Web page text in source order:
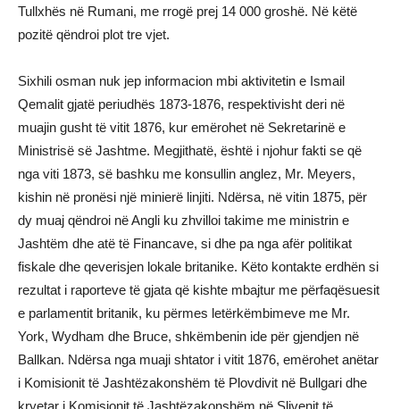
Tullxhës në Rumani, me rrogë prej 14 000 groshë. Në këtë
pozitë qëndroi plot tre vjet.
Sixhili osman nuk jep informacion mbi aktivitetin e Ismail
Qemalit gjatë periudhës 1873-1876, respektivisht deri në
muajin gusht të vitit 1876, kur emërohet në Sekretarinë e
Ministrisë së Jashtme. Megjithatë, është i njohur fakti se që
nga viti 1873, së bashku me konsullin anglez, Mr. Meyers,
kishin në pronësi një minierë linjiti. Ndërsa, në vitin 1875, për
dy muaj qëndroi në Angli ku zhvilloi takime me ministrin e
Jashtëm dhe atë të Financave, si dhe pa nga afër politikat
fiskale dhe qeverisjen lokale britanike. Këto kontakte erdhën si
rezultat i raporteve të gjata që kishte mbajtur me përfaqësuesit
e parlamentit britanik, ku përmes letërkëmbimeve me Mr.
York, Wydham dhe Bruce, shkëmbenin ide për gjendjen në
Ballkan. Ndërsa nga muaji shtator i vitit 1876, emërohet anëtar
i Komisionit të Jashtëzakonshëm të Plovdivit në Bullgari dhe
kryetar i Komisionit të Jashtëzakonshëm në Slivenit të